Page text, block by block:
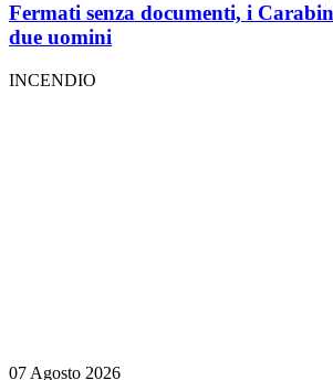
Fermati senza documenti, i
due uomini
INCENDIO
07 Agosto 2026